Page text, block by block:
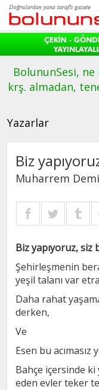
BolununSesi,
krş. almadan,
Yazarlar
Biz
Muharrem
Biz yapıyoruz,
Şehirleşmenin
yeşil talanı var
Daha rahat
derken,
Ve
Esen bu acımasız
Bahçe içersinde
eden evler teker